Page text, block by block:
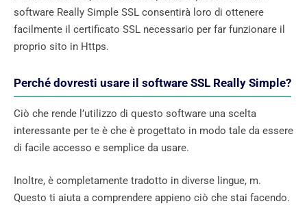
software Really Simple SSL consentirà loro di ottenere
facilmente il certificato SSL necessario per far funzionare il
proprio sito in Https.
Perché dovresti usare il software SSL Really Simple?
Ciò che rende l’utilizzo di questo software una scelta
interessante per te è che è progettato in modo tale da essere
di facile accesso e semplice da usare.
Inoltre, è completamente tradotto in diverse lingue, m.
Questo ti aiuta a comprendere appieno ciò che stai facendo.